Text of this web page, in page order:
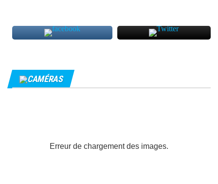
CAMÉRAS
Erreur de chargement des images.